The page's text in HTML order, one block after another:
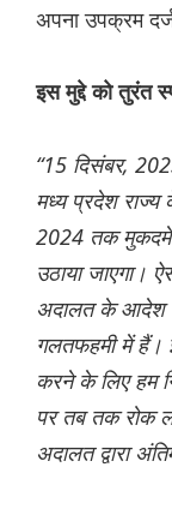
अपना उपक्रम
इस मुद्दे को तुरंत
“15 दिसंबर,
मध्य प्रदेश राज्य
2024 तक मुकदमे
उठाया जाएगा।
अदालत के आदेश
गलतफहमी में हैं।
करने के लिए हम
पर तब तक रोक
अदालत द्वारा